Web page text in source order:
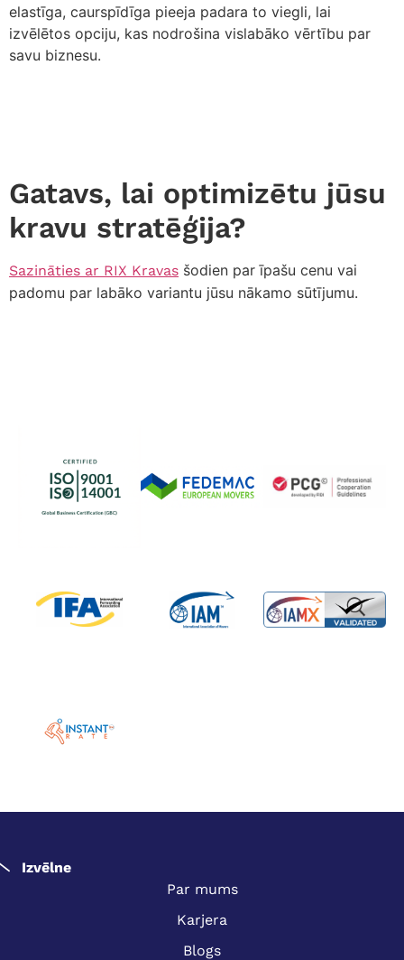
elastīga, caurspīdīga pieeja padara to viegli, lai
izvēlētos opciju, kas nodrošina vislabāko vērtību par
savu biznesu.
Gatavs, lai optimizētu jūsu
kravu stratēģija?
Sazināties ar RIX Kravas šodien par īpašu cenu vai
padomu par labāko variantu jūsu nākamo sūtījumu.
Izvēlne
Par mums
Karjera
Blogs